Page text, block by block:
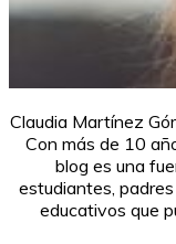
Claudia Martínez
Con más de 10
blog es una
estudiantes,
educativos que